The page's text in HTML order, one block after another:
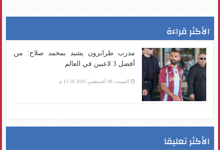
الأكثر قراءة
مدرب طرابزون يشيد بمحمد صلاح: من
أفضل 3 لاعبين في العالم
السبت، 08 أغسطس 2026 11:26 م
الأكثر تعليقا